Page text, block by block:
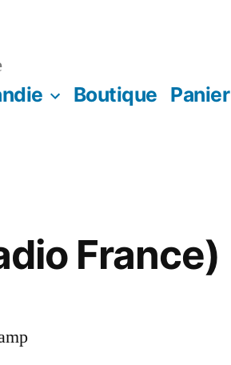
Boutique Panier
France)